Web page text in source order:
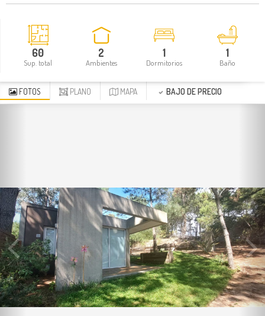
60
Sup. total
2
Ambientes
1
Dormitorios
1
Baño
FOTOS PLANO MAPA BAJO DE PRECIO